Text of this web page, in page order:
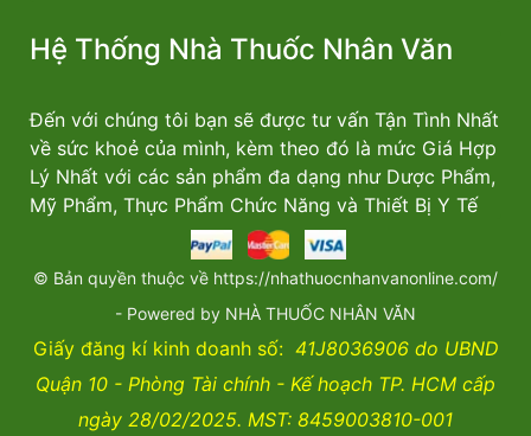
Hệ Thống Nhà Thuốc Nhân Văn
Đến với chúng tôi bạn sẽ được tư vấn Tận Tình Nhất
về sức khoẻ của mình, kèm theo đó là mức Giá Hợp
Lý Nhất với các sản phẩm đa dạng như Dược Phẩm,
Mỹ Phẩm, Thực Phẩm Chức Năng và Thiết Bị Y Tế
© Bản quyền thuộc về https://nhathuocnhanvanonline.com/
- Powered by NHÀ THUỐC NHÂN VĂN
Giấy đăng kí kinh doanh số: 41J8036906 do UBND
Quận 10 - Phòng Tài chính - Kế hoạch TP. HCM cấp
ngày 28/02/2025. MST: 8459003810-001